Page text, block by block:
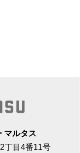
マルタス
丁目4番11号